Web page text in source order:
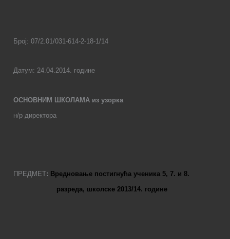
Број: 07/2.01/031-614-2-18-1/14
Датум: 24 .04.2014. године
ОСНОВНИМ ШКОЛАМА из узорка
н/р директора
ПРЕДМЕТ: Вредновање постигнућа ученика 5, 7. и 8.
разреда, школске 2013/14. године